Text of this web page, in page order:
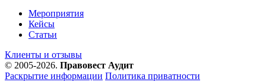
Мероприятия
Кейсы
Статьи
Клиенты и отзывы
© 2005-2026. Правовест Аудит
Раскрытие информации Политика приватности